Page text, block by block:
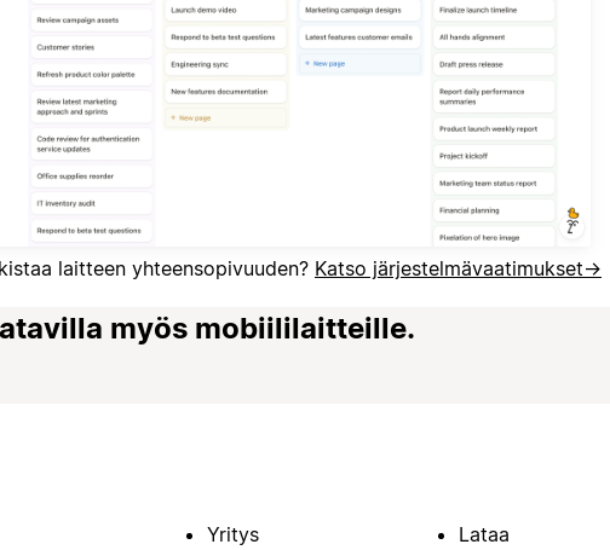
laitteen yhteensopivuuden? Katso järjestelmävaatimukset→
myös mobiililaitteille.
Yritys
Lataa